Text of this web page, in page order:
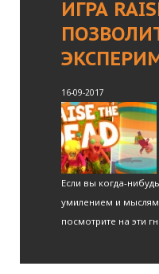
ИГРА
16-09-2017
Если вы когда-
умилением и
посмотрите на эти